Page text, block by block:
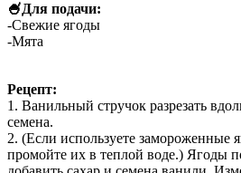
🍧Для подачи:
-Свежие ягоды
-Мята
Рецепт:
1️. Ванильный стручок разрезать
семена.
2️. (Если используете замороженные
промойте их в теплой воде.) Ягоды